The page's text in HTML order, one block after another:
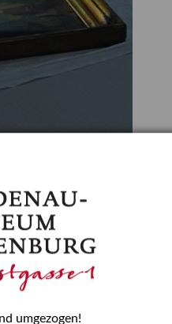
im Dienste
Altenburg
wurde 2015 in der
am 11. Februar
und Frauen in
umgezogen!